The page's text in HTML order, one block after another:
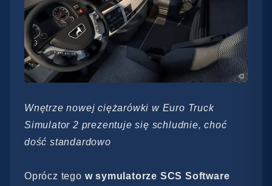
Wnętrze nowej ciężarówki w Euro Truck
Simulator 2 prezentuje się schludnie, choć
dość standardowo
Oprócz tego w symulatorze SCS Software